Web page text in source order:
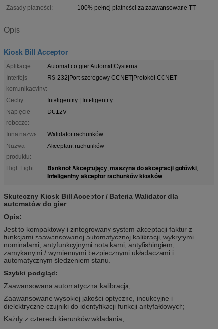
Zasady płatności:
100% pełnej płatności za zaawansowane TT
Opis
Kiosk Bill Acceptor
Aplikacje:
Automat do gier|Automat|Cysterna
Interfejs
komunikacyjny:
RS-232|Port szeregowy CCNET|Protokół CCNET
Cechy:
Inteligentny | Inteligentny
Napięcie
robocze:
DC12V
Inna nazwa:
Walidator rachunków
Nazwa
produktu:
Akceptant rachunków
High Light: Banknot Akceptujący, maszyna do akceptacji gotówki,
Inteligentny akceptor rachunków kiosków
Skuteczny Kiosk Bill Acceptor / Bateria Walidator dla
automatów do gier
Opis:
Jest to kompaktowy i zintegrowany system akceptacji faktur z
funkcjami zaawansowanej automatycznej kalibracji, wykrytymi
nominałami, antyfunkcyjnymi notatkami, antyfishingiem,
zamykanymi / wymiennymi bezpiecznymi układaczami i
automatycznym śledzeniem stanu.
Szybki podgląd:
Zaawansowana automatyczna kalibracja;
Zaawansowane wysokiej jakości optyczne, indukcyjne i
dielektryczne czujniki do identyfikacji funkcji antyfałdowych;
Każdy z czterech kierunków wkładania;